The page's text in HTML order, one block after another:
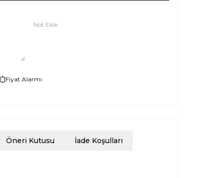
Not Ekle
Fiyat Alarmı
Öneri Kutusu İade Koşulları